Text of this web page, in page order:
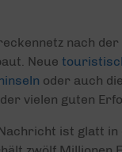
nach
Neue
oder auch
vielen guten
ist glatt